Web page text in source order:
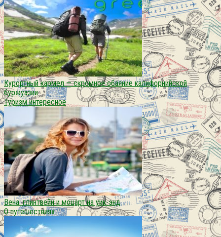
Курортный кармел — скромное обаяние калифорнийской
буржуазии
Туризм интересное
Вена: глинтвейн и моцарт на уик-энд
О путешествиях